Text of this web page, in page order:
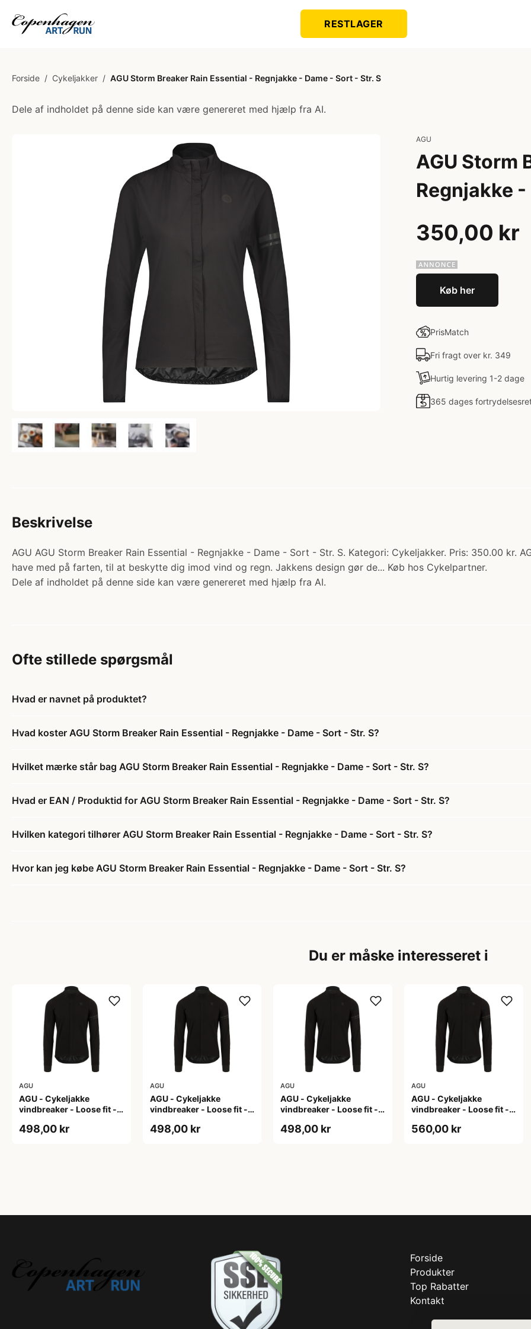
RESTLAGER
Forside / Cykeljakker / AGU Storm Breaker Rain Essential - Regnjakke - Dame - Sort - Str. S
Dele af indholdet på denne side kan være genereret med hjælp fra AI.
AGU
AGU Storm
Regnjakke -
350,00 kr
Køb her
PrisMatch
Fri fragt over kr. 349
Hurtig levering 1-2 dage
365 dages
Beskrivelse
AGU AGU Storm Breaker Rain Essential - Regnjakke - Dame - Sort - Str. S. Kategori: Cykeljakker. Pris: 350.00 kr.
have med på farten, til at beskytte dig imod vind og regn. Jakkens design gør de... Køb hos Cykelpartner.
Dele af indholdet på denne side kan være genereret med hjælp fra AI.
Ofte stillede spørgsmål
Hvad er navnet på produktet?
Hvad koster AGU Storm Breaker Rain Essential - Regnjakke - Dame - Sort - Str. S?
Hvilket mærke står bag AGU Storm Breaker Rain Essential - Regnjakke - Dame - Sort - Str. S?
Hvad er EAN / Produktid for AGU Storm Breaker Rain Essential - Regnjakke - Dame - Sort - Str. S?
Hvilken kategori tilhører AGU Storm Breaker Rain Essential - Regnjakke - Dame - Sort - Str. S?
Hvor kan jeg købe AGU Storm Breaker Rain Essential - Regnjakke - Dame - Sort - Str. S?
Du er måske interesseret i
AGU
AGU - Cykeljakke
vindbreaker - Loose fit -
498,00 kr
AGU
AGU - Cykeljakke
vindbreaker - Loose fit -
498,00 kr
AGU
AGU - Cykeljakke
vindbreaker - Loose fit -
498,00 kr
AGU
AGU - Cykeljakke
vindbreaker - Loose fit -
560,00 kr
Forside
Produkter
Top Rabatter
Kontakt